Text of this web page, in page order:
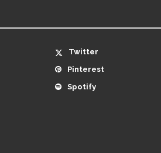
Twitter
Pinterest
Spotify